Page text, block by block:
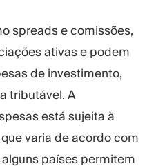
spreads e comissões,
ativas e podem
de investimento,
tributável. A
está sujeita à
varia de acordo com
países permitem